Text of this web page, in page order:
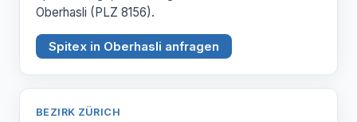
Oberhasli (PLZ 8156).
Spitex in Oberhasli anfragen
BEZIRK ZÜRICH